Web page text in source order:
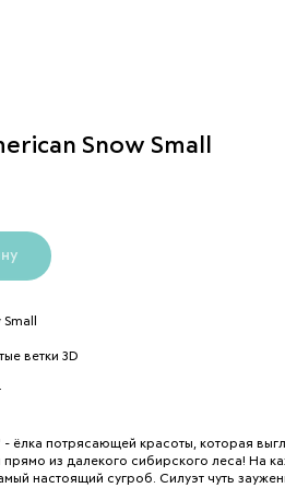
Snow Small
ветки 3D
- ёлка потрясающей красоты, которая
из далекого сибирского леса! На
настоящий сугроб. Силуэт чуть